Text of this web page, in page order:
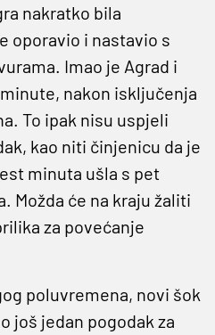
nakratko bila
oporavio i nastavio s
Imao je Agrad i
nakon isključenja
To ipak nisu uspjeli
kao niti činjenicu da je
minuta ušla s pet
Možda će na kraju žaliti
za povećanje
poluvremena, novi šok
još jedan pogodak za